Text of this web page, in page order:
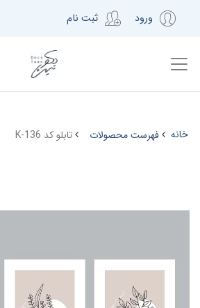
ورود ثبت نام
خانه فهرست محصولات تابلو کد K-136